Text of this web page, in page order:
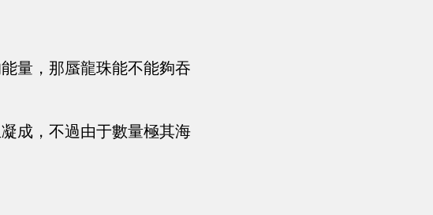
量，那蜃龍珠能不能夠吞
成，不過由于數量極其海